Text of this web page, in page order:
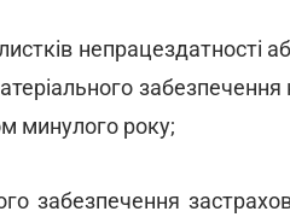
непрацездатності
забезпечення
минулого року;
забезпечення